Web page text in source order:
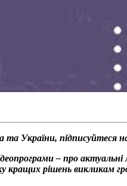
та України, підписуйтеся
– про
кращих рішень викликам